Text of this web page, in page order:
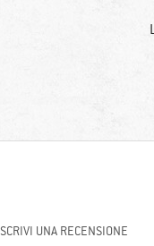
SCRIVI UNA RECENSIONE